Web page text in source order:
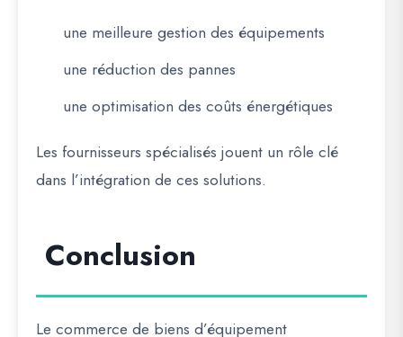
une meilleure gestion des équipements
une réduction des pannes
une optimisation des coûts énergétiques
Les fournisseurs spécialisés jouent un rôle clé
dans l’intégration de ces solutions.
Conclusion
Le commerce de biens d’équipement